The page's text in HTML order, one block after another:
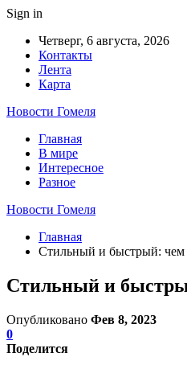
Sign in
Четверг, 6 августа, 2026
Контакты
Лента
Карта
Новости Гомеля
Главная
В мире
Интересное
Разное
Новости Гомеля
Главная
Стильный и быстрый: чем
Стильный и
Опубликовано Фев 8, 2023
0
Поделится